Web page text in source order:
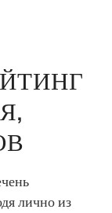
лично из